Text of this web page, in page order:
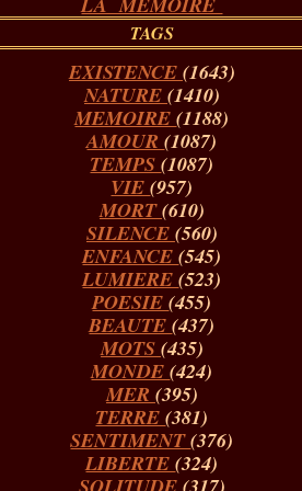
TAGS
EXISTENCE (1643)
NATURE (1410)
MEMOIRE(1188)
AMOUR(1087)
TEMPS(1087)
VIE(957)
MORT(610)
SILENCE (560)
ENFANCE(545)
LUMIERE(523)
POESIE(455)
BEAUTE(437)
MOTS (435)
MONDE(424)
MER (395)
TERRE(381)
SENTIMENT(376)
LIBERTE(324)